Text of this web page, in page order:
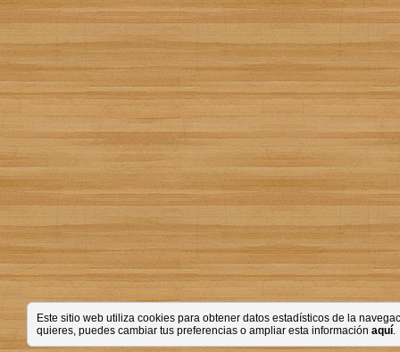
Este sitio web utiliza cookies para obtener datos estadísticos de la
quieres, puedes cambiar tus preferencias o ampliar esta información aquí.